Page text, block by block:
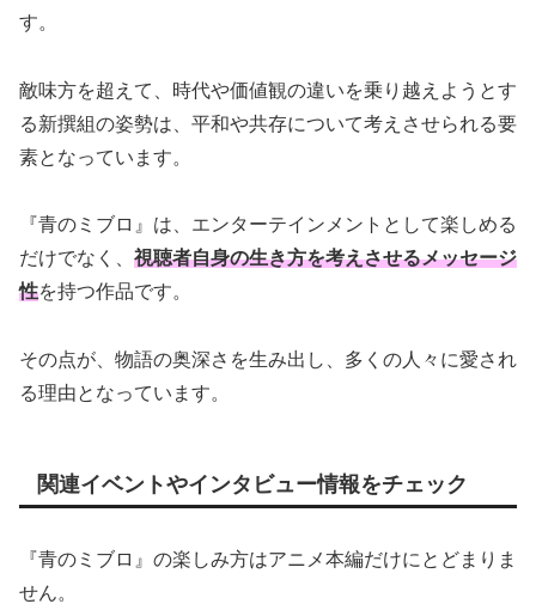
す。
敵味方を超えて、時代や価値観の違いを乗り越えようとす
る新撰組の姿勢は、平和や共存について考えさせられる要
素となっています。
『青のミブロ』は、エンターテインメントとして楽しめる
だけでなく、 視聴者自身の生き方を考えさせるメッセージ
性を持つ作品です。
その点が、物語の奥深さを生み出し、多くの人々に愛され
る理由となっています。
関連イベントやインタビュー情報をチェック
『青のミブロ』の楽しみ方はアニメ本編だけにとどまりま
せん。